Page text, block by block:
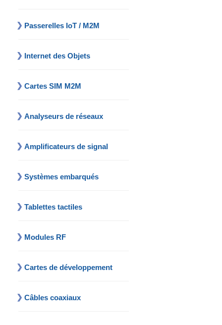
Passerelles IoT / M2M
Internet des Objets
Cartes SIM M2M
Analyseurs de réseaux
Amplificateurs de signal
Systèmes embarqués
Tablettes tactiles
Modules RF
Cartes de développement
Câbles coaxiaux